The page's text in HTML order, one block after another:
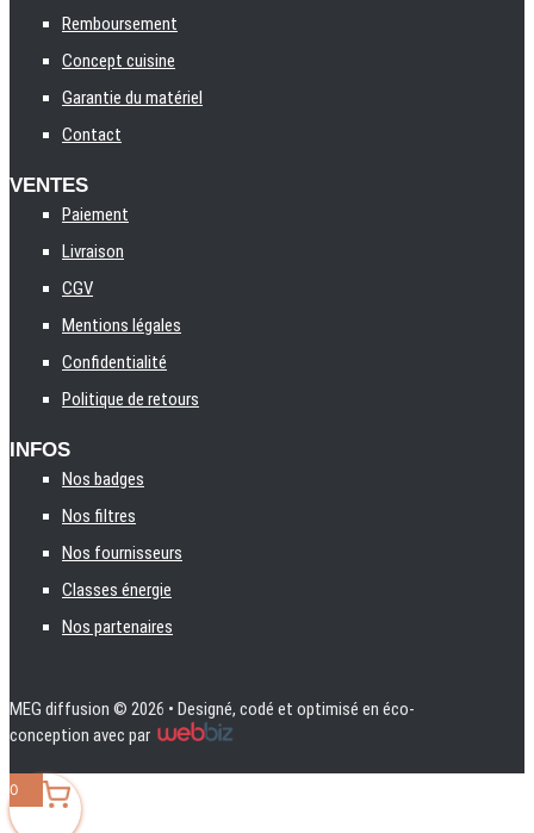
Remboursement
Concept cuisine
Garantie du matériel
Contact
VENTES
Paiement
Livraison
CGV
Mentions légales
Confidentialité
Politique de retours
INFOS
Nos badges
Nos filtres
Nos fournisseurs
Classes énergie
Nos partenaires
MEG diffusion © 2026 • Designé, codé et optimisé en éco-
conception avec par
0